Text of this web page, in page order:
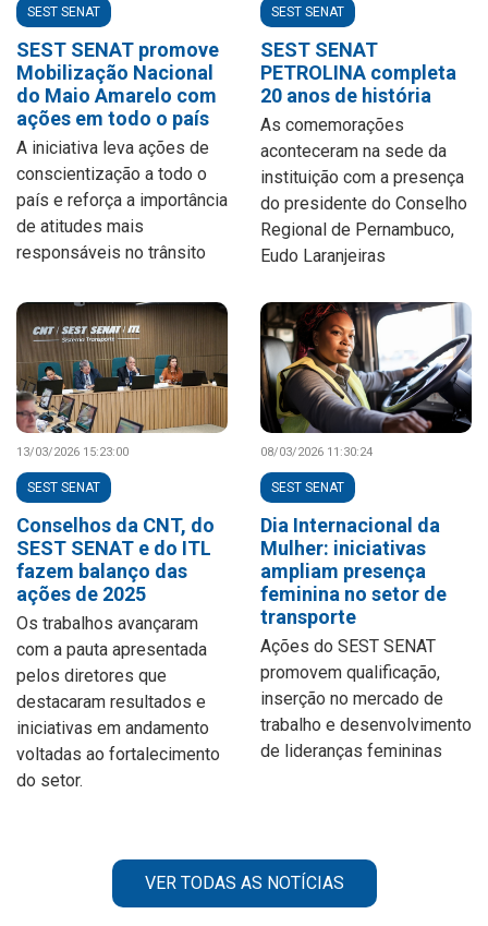
SEST SENAT
SEST SENAT promove
Mobilização Nacional
do Maio Amarelo com
ações em todo o país
A iniciativa leva ações de
conscientização a todo o
país e reforça a importância
de atitudes mais
responsáveis no trânsito
SEST SENAT
SEST SENAT
PETROLINA completa
20 anos de história
As comemorações
aconteceram na sede da
instituição com a presença
do presidente do Conselho
Regional de Pernambuco,
Eudo Laranjeiras
13/03/2026 15:23:00
SEST SENAT
Conselhos da CNT, do
SEST SENAT e do ITL
fazem balanço das
ações de 2025
Os trabalhos avançaram
com a pauta apresentada
pelos diretores que
destacaram resultados e
iniciativas em andamento
voltadas ao fortalecimento
do setor.
08/03/2026 11:30:24
SEST SENAT
Dia Internacional da
Mulher: iniciativas
ampliam presença
feminina no setor de
transporte
Ações do SEST SENAT
promovem qualificação,
inserção no mercado de
trabalho e desenvolvimento
de lideranças femininas
VER TODAS AS NOTÍCIAS